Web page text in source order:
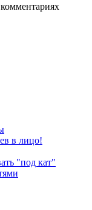
в лицо!
"под кат"